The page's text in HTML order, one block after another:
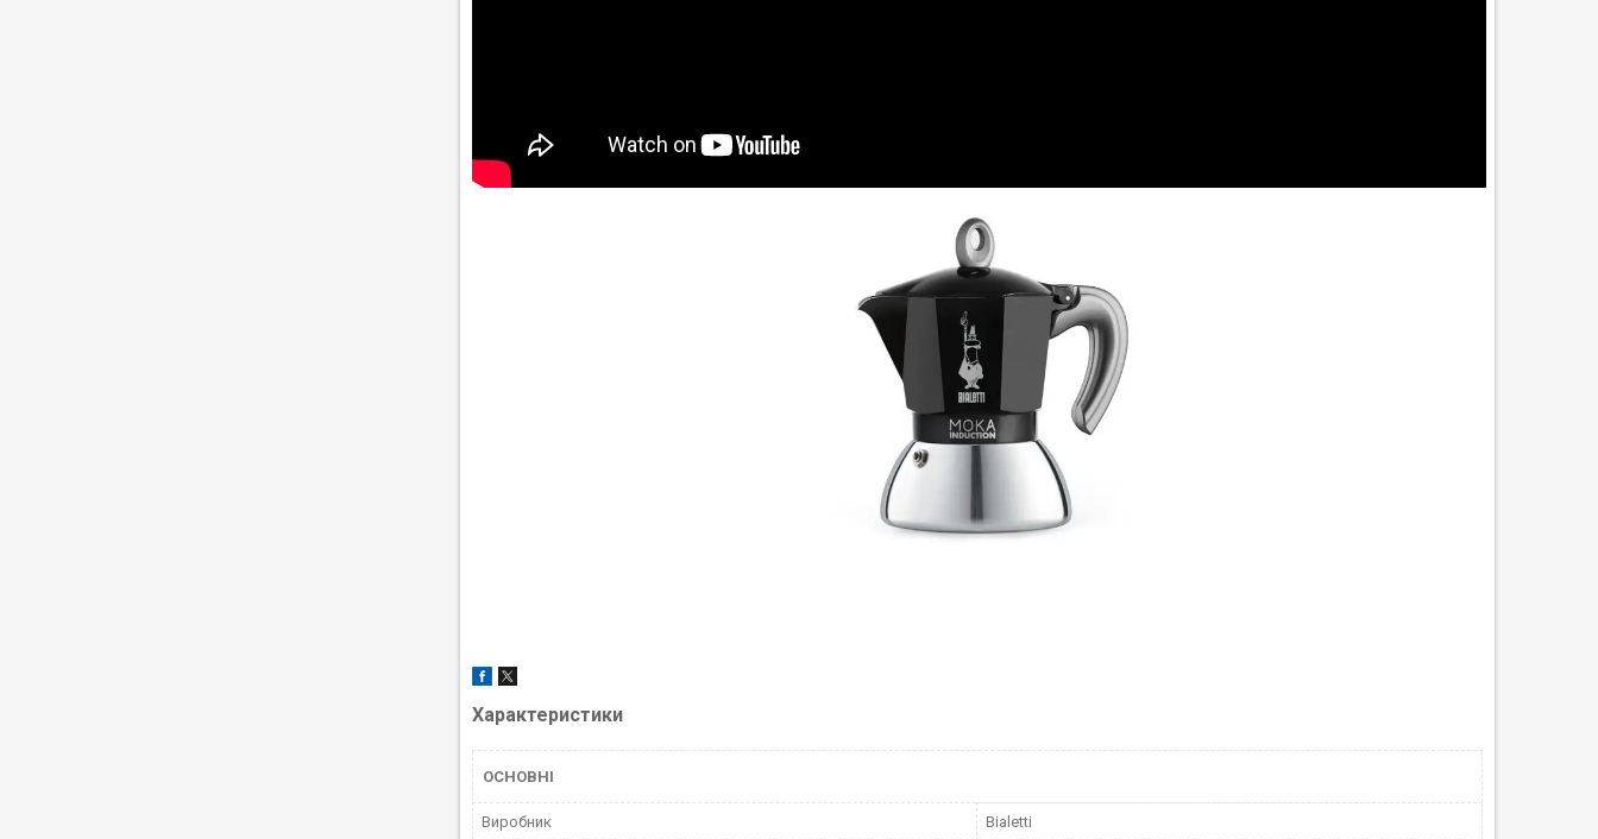
Характеристики
ОСНОВНІ
Виробник Bialetti